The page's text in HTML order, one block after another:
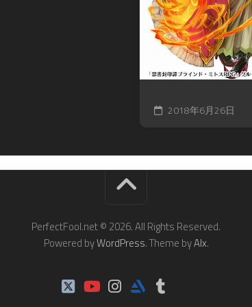
2018年6月26日
PerfectFool.net © 2026. All Rights Reserved.
Powered byWordPress. Theme byAlx.